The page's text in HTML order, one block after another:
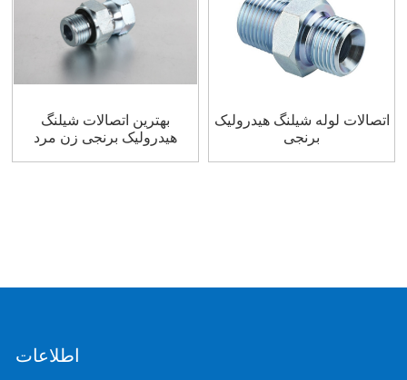
بهترین اتصالات شیلنگ
هیدرولیک برنجی زن مرد
اتصالات لوله شیلنگ هیدرولیک
برنجی
اطلاعات